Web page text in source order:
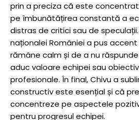
prin a preciza că este
pe îmbunătățirea constantă a
distras de critici sau de
naționalei României a pus
rămâne calm și de a nu
aduc valoare echipei sau
profesionale. În final, Chivu a
constructiv este esențial și că
concentreze pe aspectele
pentru progresul echipei.